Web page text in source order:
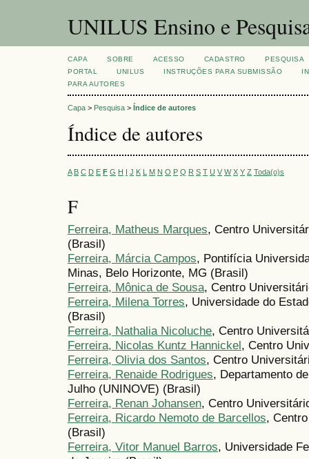
UNILUS Ensino e
CAPA SOBRE ACESSO CADASTRO
PESQUISA
PORTAL
UNILUS INSTRUÇÕES PARA SUBMISSÃO
PARA AUTORES
Capa > Pesquisa > Índice de autores
Índice de autores
A B C D E F G H I J K L M N O P Q R S T U V W X Y Z Toda(o)s
F
Ferreira, Matheus Marques, Centro
(Brasil)
Ferreira, Márcia Campos, Pontifícia
Minas, Belo Horizonte, MG (Brasil)
Ferreira, Mônica de Sousa, Centro
Ferreira, Milena Torres, Universidade do
(Brasil)
Ferreira, Nathalia Nicoluche, Centro
Ferreira, Nicolas Kuntz Hannickel, Centro
Ferreira, Olivia dos Santos, Centro
Ferreira, Renaide Rodrigues, Departamento
Julho (UNINOVE) (Brasil)
Ferreira, Renan Johansen, Centro
Ferreira, Ricardo Nemoto de Barcellos,
(Brasil)
Ferreira, Vitor Manuel Barros, Universidade